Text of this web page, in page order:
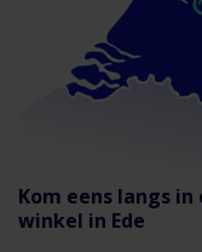
Brink Flair
Flair 300 4b -
Bekijk alle
Kom eens langs in
winkel in Ede